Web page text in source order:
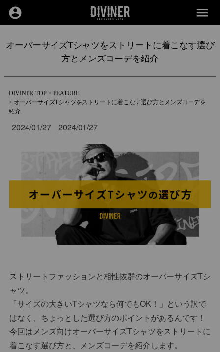
account_circle menu
オーバーサイズTシャツをストリートに着こなす選び
方とメンズコーデを紹介
DIVINER-TOP
FEATURE
オーバーサイズTシャツをストリートに着こなす選び方とメンズコーデを
紹介
2024/01/27 2024/01/27
ストリートファッションと相性抜群のオーバーサイズTシ
ャツ。
「サイズの大きいTシャツなら何でもOK！」という訳で
はなく、ちょっとした選び方のポイントがあるんです！
今回はメンズ向けオーバーサイズTシャツをストリートに
着こなす選び方と、メンズコーデを紹介します。